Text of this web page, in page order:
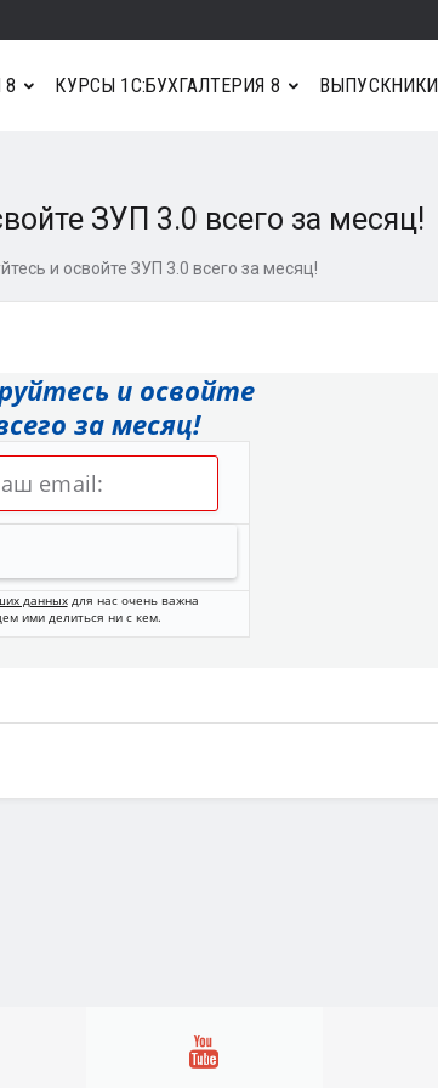
8 КУРСЫ 1С:БУХГАЛТЕРИЯ 8 ВЫПУСКНИКИ
ЗУП 3.0 всего за месяц!
и освойте ЗУП 3.0 всего за месяц!
и освойте
за месяц!
данныхдля нас очень важна
ими делиться ни с кем.